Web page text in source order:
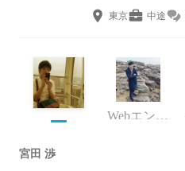
東京 中途
Webエンジニア
宮田 渉